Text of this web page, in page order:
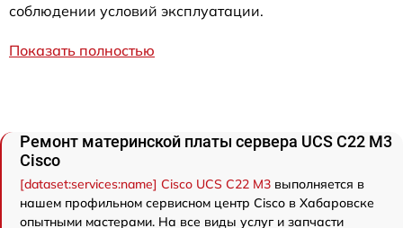
соблюдении условий эксплуатации.
Показать полностью
Ремонт материнской платы сервера UCS C22 M3
Cisco
[dataset:services:name] Cisco UCS C22 M3 выполняется в
нашем профильном сервисном центр Cisco в Хабаровске
опытными мастерами. На все виды услуг и запчасти